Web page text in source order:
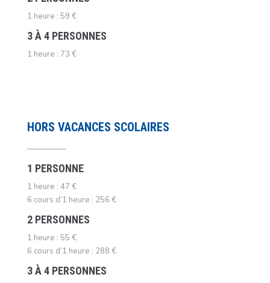
1 heure : 59 €
3 À 4 PERSONNES
1 heure : 73 €
HORS VACANCES SCOLAIRES
—————
1 PERSONNE
1 heure : 47 €
6 cours d’1 heure : 256 €
2 PERSONNES
1 heure : 55 €
6 cours d’1 heure : 288 €
3 À 4 PERSONNES